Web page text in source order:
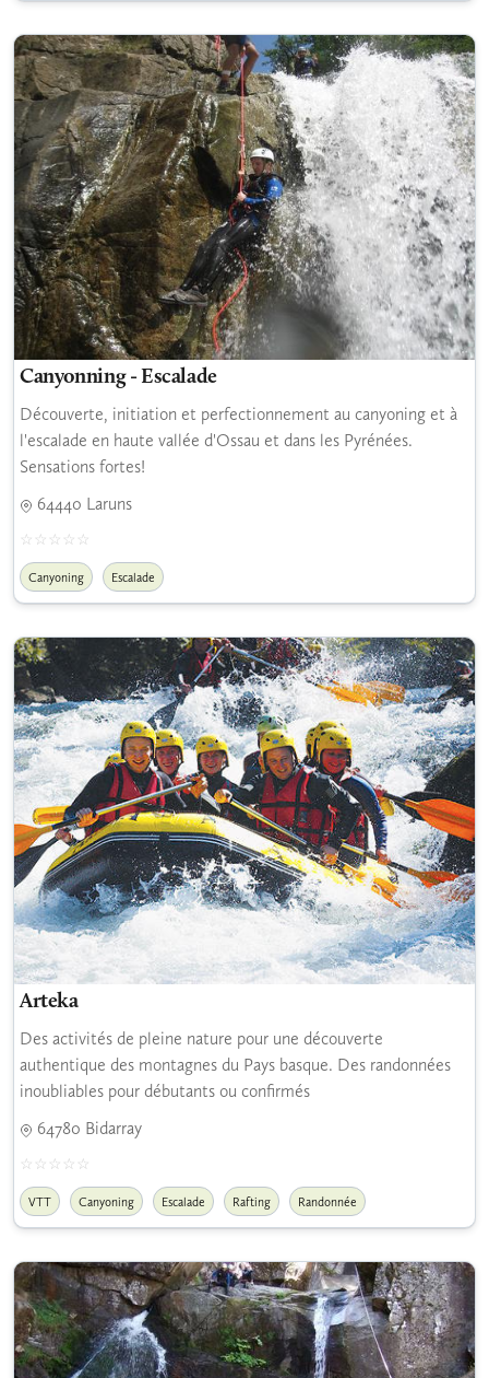
Canyonning - Escalade
Découverte, initiation et perfectionnement au canyoning et à
l'escalade en haute vallée d'Ossau et dans les Pyrénées.
Sensations fortes!
64440 Laruns
Canyoning Escalade
Arteka
Des activités de pleine nature pour une découverte
authentique des montagnes du Pays basque. Des randonnées
inoubliables pour débutants ou confirmés
64780 Bidarray
VTT Canyoning Escalade Rafting Randonnée